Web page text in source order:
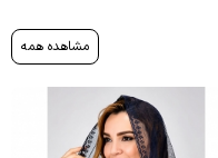
مشاهده همه